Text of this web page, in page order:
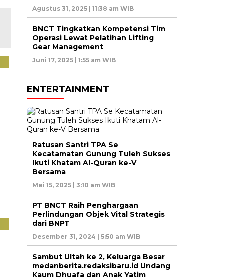
Agustus 31, 2025 | 11:38 am WIB
BNCT Tingkatkan Kompetensi Tim
Operasi Lewat Pelatihan Lifting
Gear Management
Juni 17, 2025 | 1:55 am WIB
ENTERTAINMENT
Ratusan Santri TPA Se
Kecatamatan Gunung Tuleh Sukses
Ikuti Khatam Al-Quran ke-V
Bersama
Mei 15, 2025 | 3:10 am WIB
PT BNCT Raih Penghargaan
Perlindungan Objek Vital Strategis
dari BNPT
Desember 31, 2024 | 5:50 am WIB
Sambut Ultah ke 2, Keluarga Besar
medanberita.redaksibaru.id Undang
Kaum Dhuafa dan Anak Yatim